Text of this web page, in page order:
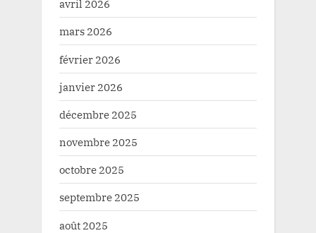
avril 2026
mars 2026
février 2026
janvier 2026
décembre 2025
novembre 2025
octobre 2025
septembre 2025
août 2025